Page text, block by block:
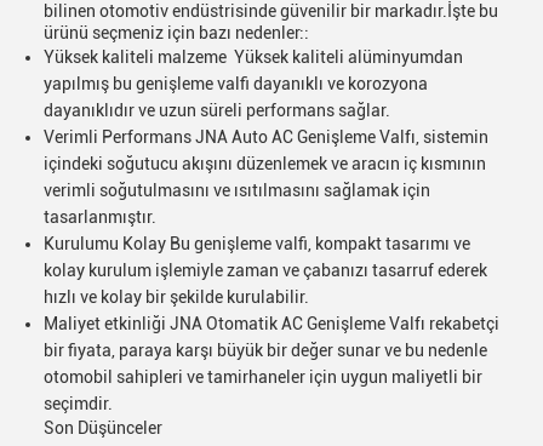
bilinen otomotiv endüstrisinde güvenilir bir markadır.İşte bu
ürünü seçmeniz için bazı nedenler::
Yüksek kaliteli malzeme ️ Yüksek kaliteli alüminyumdan
yapılmış bu genişleme valfi dayanıklı ve korozyona
dayanıklıdır ve uzun süreli performans sağlar.
Verimli Performans JNA Auto AC Genişleme Valfı, sistemin
içindeki soğutucu akışını düzenlemek ve aracın iç kısmının
verimli soğutulmasını ve ısıtılmasını sağlamak için
tasarlanmıştır.
Kurulumu Kolay Bu genişleme valfi, kompakt tasarımı ve
kolay kurulum işlemiyle zaman ve çabanızı tasarruf ederek
hızlı ve kolay bir şekilde kurulabilir.
Maliyet etkinliği JNA Otomatik AC Genişleme Valfı rekabetçi
bir fiyata, paraya karşı büyük bir değer sunar ve bu nedenle
otomobil sahipleri ve tamirhaneler için uygun maliyetli bir
seçimdir.
Son Düşünceler